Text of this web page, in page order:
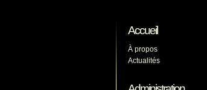
Accueil
À propos
Actualités